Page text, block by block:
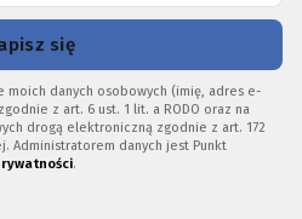
się
moich danych osobowych (imię, adres e-
z art. 6 ust. 1 lit. a RODO oraz na
drogą elektroniczną zgodnie z art. 172
Administratorem danych jest Punkt
.